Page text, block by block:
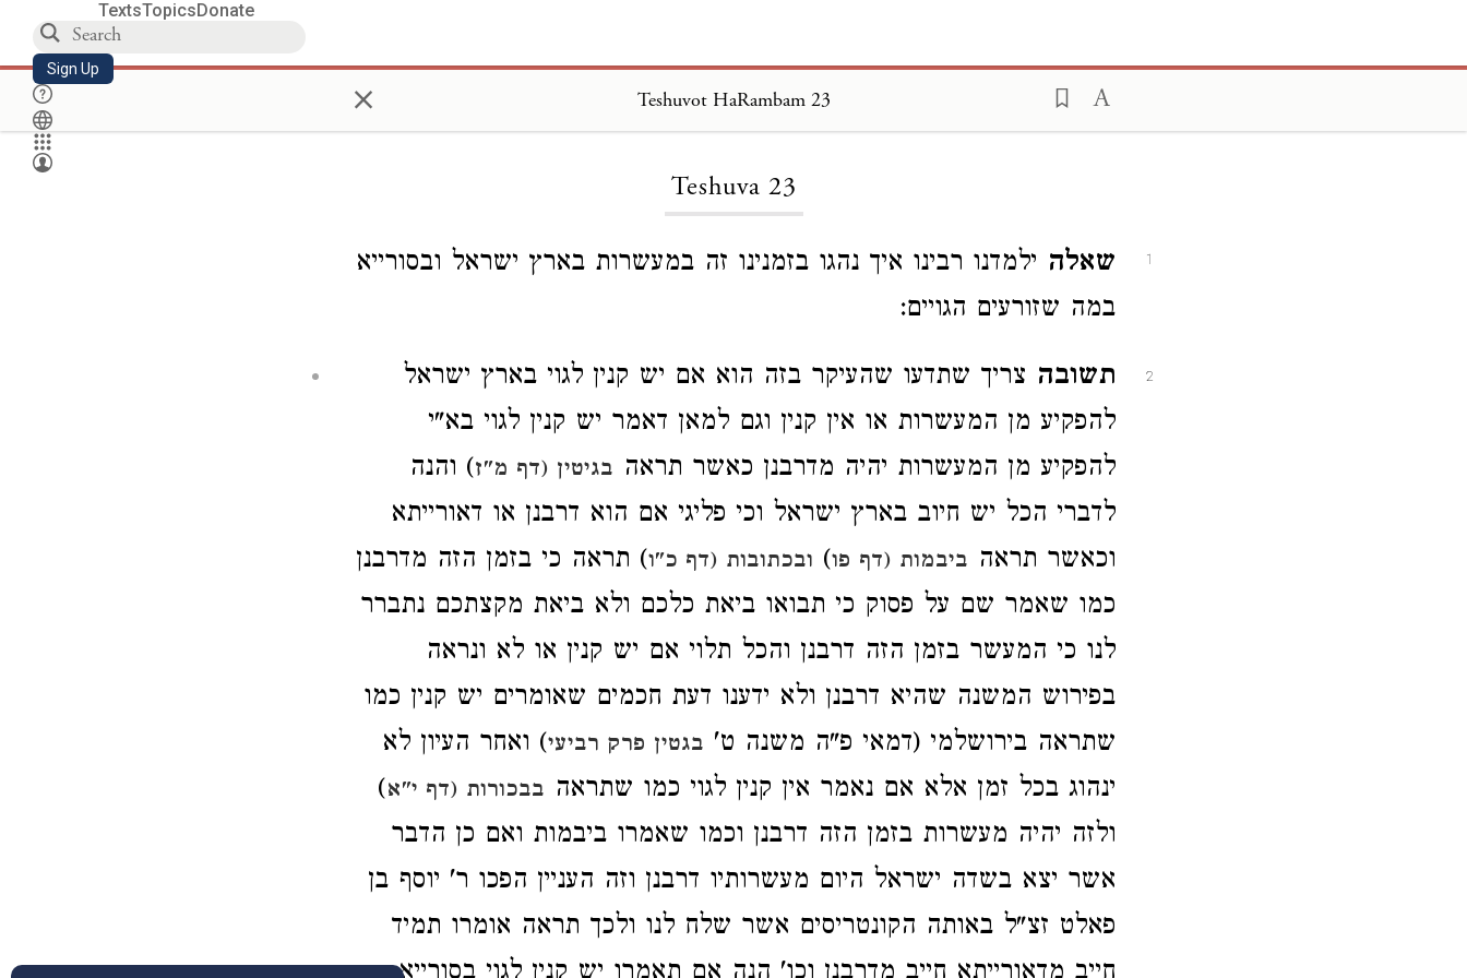
TextsTopicsDonate
Sign Up × Teshuvot HaRambam 23
Teshuva 23
1 שאלה ילמדנו רבינו איך נהגו בזמנינו זה במעשרות בארץ ישראל ובסורייא
במה שזורעים הגויים:
2 תשובה צריך שתדעו שהעיקר בזה הוא אם יש קנין לגוי בארץ ישראל
להפקיע מן המעשרות או אין קנין וגם למאן דאמר יש קנין לגוי בא"י
להפקיע מן המעשרות יהיה מדרבנן כאשר תראה בגיטין (דף מ"ז) והנה
לדברי הכל יש חיוב בארץ ישראל וכי פליגי אם הוא דרבנן או דאורייתא
וכאשר תראה ביבמות (דף פו) ובכתובות (דף כ"ו) תראה כי בזמן הזה מדרבנן
כמו שאמר שם על פסוק כי תבואו ביאת כלכם ולא ביאת מקצתכם נתברר
לנו כי המעשר בזמן הזה דרבנן והכל תלוי אם יש קנין או לא ונראה
בפירוש המשנה שהיא דרבנן ולא ידענו דעת חכמים שאומרים יש קנין כמו
שתראה בירושלמי (דמאי פ"ה משנה ט' בגטין פרק רביעי) ואחר העיון לא
ינהוג בכל זמן אלא אם נאמר אין קנין לגוי כמו שתראה בבכורות (דף י"א)
ולזה יהיה מעשרות בזמן הזה דרבנן וכמו שאמרו ביבמות ואם כן הדבר
אשר יצא בשדה ישראל היום מעשרותיו דרבנן וזה העניין הפכו ר' יוסף בן
פאלט זצ"ל באותה הקונטריסים אשר שלח לנו ולכך תראה אומרו תמיד